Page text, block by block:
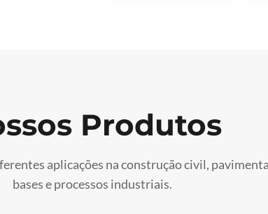
Produtos
aplicações na construção civil,
bases e processos industriais.